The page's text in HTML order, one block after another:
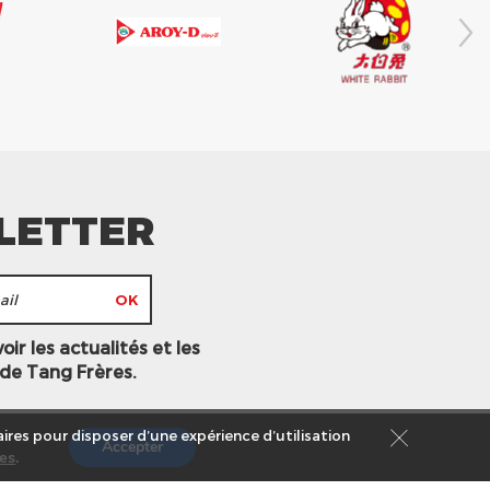
les actualités et les
Tang Frères.
légales
pour disposer d’une expérience d’utilisation
. Accepter